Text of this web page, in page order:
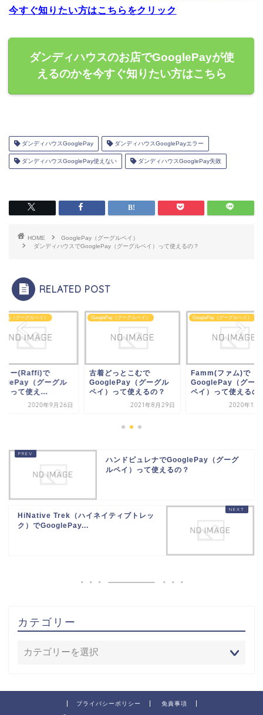
今すぐ知りたい方はこちらをクリック
ダンディハウスのお店でGooglePayが使
えるのかを今すぐ知りたい方はこちら
ダンディハウスGooglePay ダンディハウスGooglePayエラー
ダンディハウスGooglePay使えない ダンディハウスGooglePay失敗
HOME
GooglePay（グーグルペイ）
ダンディハウスでGooglePay（グーグルペイ）って使えるの？
RELATED POST
（グーグルペイ）
どっとこむで
（グーグル
）って使えるの？
2021年8月29日
GooglePay（グーグルペイ）
Famm(ファム)で
GooglePay（グーグル
ペイ）って使えるの...
2020年12月13日
GooglePay（グーグルペイ）
ラフィー(Raffi)で
GooglePay（グー
ペイ）って使え...
2020年9
ハンドピュレナでGooglePay（グーグ
ルペイ）って使えるの？
HiNative Trek（ハイネイティブトレッ
ク）でGooglePay...
カテゴリー
プライバシーポリシー 免責事項